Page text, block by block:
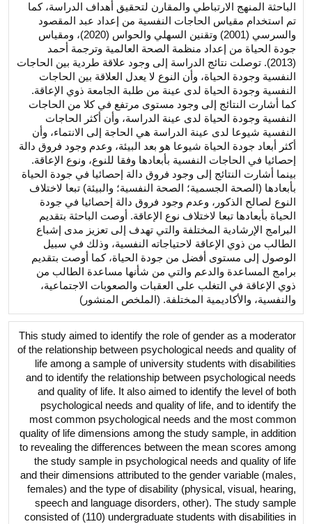
الباحثة المنهج الارتباطي والمقارن لتحقيق أهداف الدراسة، كما
تم استخدام مقياس الحاجات النفسية من إعداد عبد المقصود
والسرسي (2001) وتقنين السهلي والحواس (2020)، ومقياس
جودة الحياة من إعداد منظمة الصحة العالمية وترجمة أحمد
(2013). توصلت نتائج الدراسة إلى وجود علاقة طردية بين الحاجات
النفسية وجودة الحياة، وأن النوع لا يعدل العلاقة بين الحاجات
النفسية وجودة الحياة لدى عينة من طلبة الجامعة ذوي الإعاقة.
كما أشارت النتائج إلى وجود مستوى مرتفع في كلا من الحاجات
النفسية وجودة الحياة لدى عينة الدراسة، وأن أكثر الحاجات
النفسية شيوعا لدى عينة الدراسة هي الحاجة إلى الانتماء، وأن
أكثر أبعاد جودة الحياة شيوعا هو بعد البيئة، وعدم وجود فروق دالة
إحصائيا في الحاجات النفسية بأبعادها وفقا للنوع، ونوع الإعاقة.
بينما أشارت النتائج إلى وجود فروق دالة إحصائيا في جودة الحياة
بأبعادها (الصحة الجسمية؛ الصحة النفسية؛ والبيئة) تبعا لاختلاف
النوع لصالح الذكور، وعدم وجود فروق دالة إحصائيا في جودة
الحياة بأبعادها تبعا لاختلاف نوع الإعاقة. أوصت الباحثة بتقديم
البرامج الإرشادية المختلفة والتي تهدف إلى تعزيز مدى إشباع
الطالب من ذوي الإعاقة لاحتياجاته النفسية، وذلك في سبيل
الوصول إلى مستوى أفضل من جودة الحياة، كما أوصت بتقديم
برامج المساعدة والدعم والتي من شأنها مساعدة الطالب من
ذوي الإعاقة في التغلب على العقبات والصعوبات الاجتماعية،
والنفسية، والأكاديمية المختلفة. (الملخص المنشور)
This study aimed to identify the role of gender as a moderator
of the relationship between psychological needs and quality of
life among a sample of university students with disabilities
and to identify the relationship between psychological needs
and quality of life. It also aimed to identify the level of both
psychological needs and quality of life, and to identify the
most common psychological needs and the most common
quality of life dimensions among the study sample, in addition
to revealing the differences between the mean scores among
the study sample in psychological needs and quality of life
and their dimensions attributed to the gender variable (males,
females) and the type of disability (physical, visual, hearing,
speech and language disorders, other). The study sample
consisted of (110) undergraduate students with disabilities in